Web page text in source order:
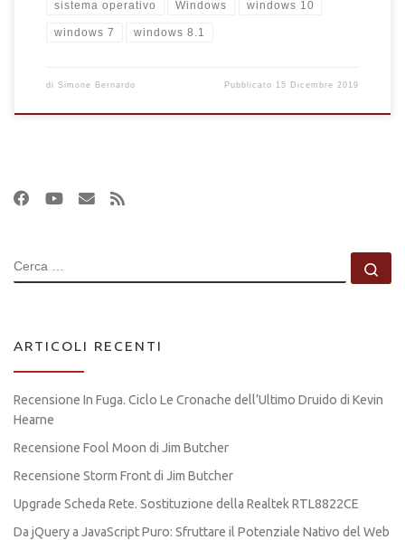
sistema operativo Windows windows 10
windows 7 windows 8.1
di Simone Bernardo Pubblicato 15 Dicembre 2019
CERCA
ARTICOLI RECENTI
Recensione In Fuga. Ciclo Le Cronache dell’Ultimo Druido di Kevin
Hearne
Recensione Fool Moon di Jim Butcher
Recensione Storm Front di Jim Butcher
Upgrade Scheda Rete. Sostituzione della Realtek RTL8822CE
Da jQuery a JavaScript Puro: Sfruttare il Potenziale Nativo del Web